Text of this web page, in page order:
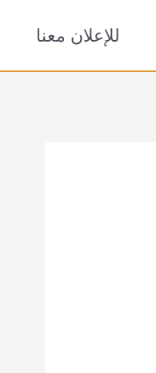
للإعلان معنا